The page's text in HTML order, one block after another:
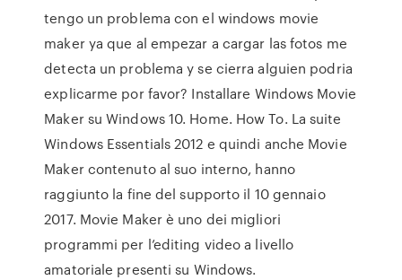
tengo un problema con el windows movie
maker ya que al empezar a cargar las fotos me
detecta un problema y se cierra alguien podria
explicarme por favor? Installare Windows Movie
Maker su Windows 10. Home. How To. La suite
Windows Essentials 2012 e quindi anche Movie
Maker contenuto al suo interno, hanno
raggiunto la fine del supporto il 10 gennaio
2017. Movie Maker è uno dei migliori
programmi per l’editing video a livello
amatoriale presenti su Windows.